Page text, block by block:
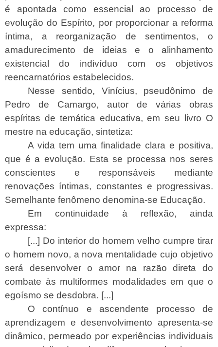
é apontada como essencial ao processo de
evolução do Espírito, por proporcionar a reforma
íntima, a reorganização de sentimentos, o
amadurecimento de ideias e o alinhamento
existencial do indivíduo com os objetivos
reencarnatórios estabelecidos.
Nesse sentido, Vinícius, pseudônimo de
Pedro de Camargo, autor de várias obras
espíritas de temática educativa, em seu livro O
mestre na educação, sintetiza:
A vida tem uma finalidade clara e positiva,
que é a evolução. Esta se processa nos seres
conscientes e responsáveis mediante
renovações íntimas, constantes e progressivas.
Semelhante fenômeno denomina-se Educação.
Em continuidade à reflexão, ainda
expressa:
[...] Do interior do homem velho cumpre tirar
o homem novo, a nova mentalidade cujo objetivo
será desenvolver o amor na razão direta do
combate às multiformes modalidades em que o
egoísmo se desdobra. [...]
O contínuo e ascendente processo de
aprendizagem e desenvolvimento apresenta-se
dinâmico, permeado por experiências individuais